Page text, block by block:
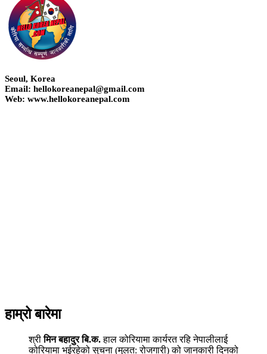
Seoul, Korea
Email: hellokoreanepal@gmail.com
Web: www.hellokoreanepal.com
हाम्रो बारेमा
श्रीमिन बहादुर बि.क.हाल कोरियामा कार्यरत रहि नेपालीलाई
कोरियामा भईरहेको सुचना (मुलत: रोजगारी) को जानकारी दिनको